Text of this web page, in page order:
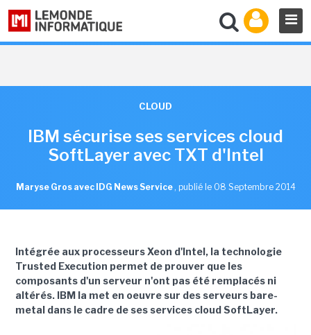
CLOUD
IBM sécurise ses services cloud
SoftLayer avec TXT d'Intel
Maryse Gros avec IDG News Service , publié le 08 Septembre 2014
Intégrée aux processeurs Xeon d'Intel, la technologie
Trusted Execution permet de prouver que les
composants d'un serveur n'ont pas été remplacés ni
altérés. IBM la met en oeuvre sur des serveurs bare-
metal dans le cadre de ses services cloud SoftLayer.